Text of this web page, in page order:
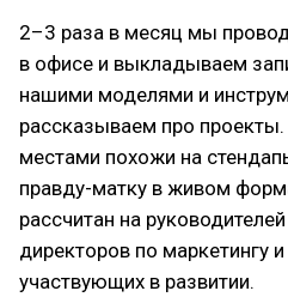
2–3 раза в месяц мы
в офисе и выкладываем
нашими моделями и
рассказываем про
местами похожи на
правду-матку в живом
рассчитан на
директоров по маркетингу
участвующих в развитии.